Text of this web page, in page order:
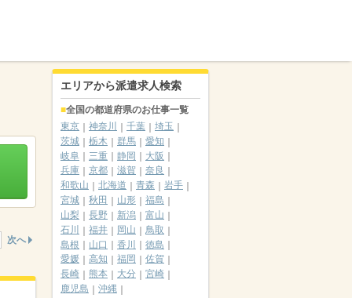
次へ
エリアから派遣求人検索
全国の都道府県のお仕事一覧
東京
神奈川 千葉
埼玉
茨城
栃木 群馬
愛知
岐阜
三重 静岡
大阪
兵庫
京都 滋賀
奈良
和歌山
北海道 青森
岩手
宮城
秋田 山形
福島
山梨
長野 新潟
富山
石川
福井 岡山
鳥取
島根
山口 香川
徳島
愛媛
高知 福岡
佐賀
長崎
熊本 大分
宮崎
鹿児島
沖縄